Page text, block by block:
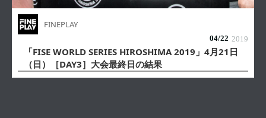
FINEPLAY
04/22 2019
「FISE WORLD SERIES HIROSHIMA 2019」4月21日
（日）［DAY3］大会最終日の結果